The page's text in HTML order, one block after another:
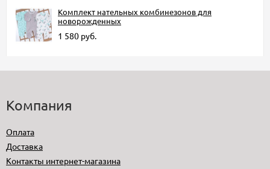
Комплект нательных комбинезонов для
новорожденных
1 580 руб.
Компания
Оплата
Доставка
Контакты интернет-магазина